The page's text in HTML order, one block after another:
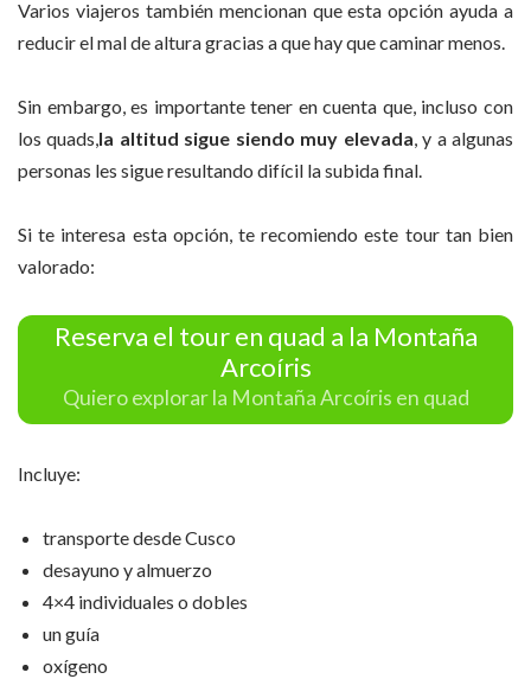
Varios viajeros también mencionan que esta opción ayuda a
reducir el mal de altura gracias a que hay que caminar menos.
Sin embargo, es importante tener en cuenta que, incluso con
los quads,la altitud sigue siendo muy elevada, y a algunas
personas les sigue resultando difícil la subida final.
Si te interesa esta opción, te recomiendo este tour tan bien
valorado:
Reserva el tour en quad a la Montaña
Arcoíris
Quiero explorar la Montaña Arcoíris en quad
Incluye:
transporte desde Cusco
desayuno y almuerzo
4×4 individuales o dobles
un guía
oxígeno